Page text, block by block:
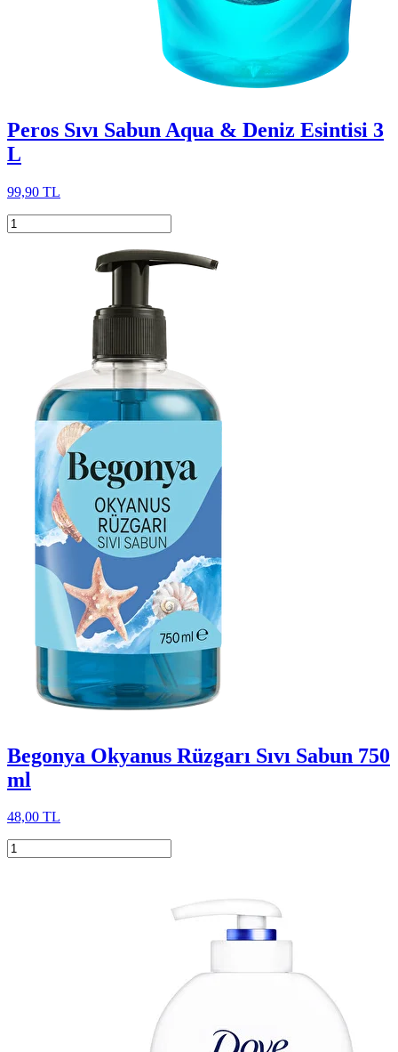
Peros Sıvı Sabun Aqua & Deniz Esintisi 3
L
99,90 TL
Begonya Okyanus Rüzgarı Sıvı Sabun 750
ml
48,00 TL